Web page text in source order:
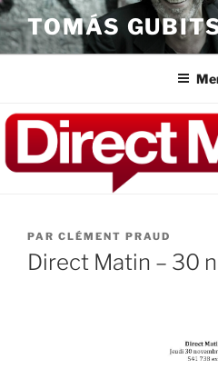
Aller
au
contenu
TOMÁS
PUBLIÉ
LE
PAR CLÉMENT PRAUD
Direct Matin – 30